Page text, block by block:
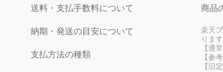
送料・支払手数料について
納期・発送の目安について
支払方法の種類
商品
楽天
りま
【通
【参
【旧